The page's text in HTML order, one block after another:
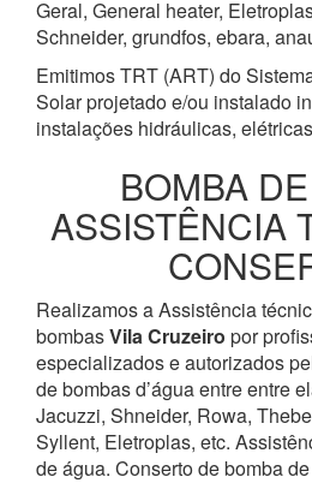
Geral, General heater,
Schneider, grundfos, ebara,
Emitimos TRT (ART) do
Solar projetado e/ou instalado
instalações hidráulicas,
BOMBA
ASSISTÊNCIA
Realizamos a Assistência
bombasVila Cruzeiro por
especializados e autorizados
de bombas d’água entre entre
Jacuzzi, Shneider, Rowa,
Syllent, Eletroplas, etc.
de água. Conserto de bomba